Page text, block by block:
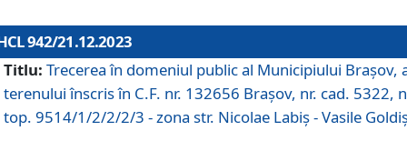
942/21.12.2023
Titlu: Trecerea în domeniul public al Municipiului Braşov,
terenului înscris în C.F. nr. 132656 Brașov, nr. cad. 5322,
top. 9514/1/2/2/2/3 - zona str. Nicolae Labiș - Vasile